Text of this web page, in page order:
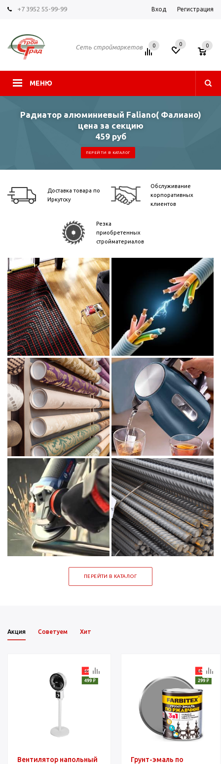
+7 3952 55-99-99 Вход Регистрация
Сеть строймаркетов
МЕНЮ
0 0 0
Радиатор алюминиевый Faliano( Фалиано)
цена за секцию
459 руб
ПЕРЕЙТИ В КАТАЛОГ
Доставка товара по
Иркутску
Обслуживание
корпоративных
клиентов
Резка
приобретенных
стройматериалов
ПЕРЕЙТИ В КАТАЛОГ
Акция Советуем Хит
Вентилятор напольный
Грунт-эмаль по